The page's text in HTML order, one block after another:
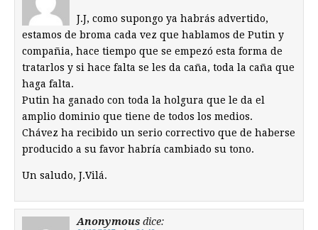
J.J, como supongo ya habrás advertido,
estamos de broma cada vez que hablamos de Putin y
compañia, hace tiempo que se empezó esta forma de
tratarlos y si hace falta se les da caña, toda la caña que
haga falta.
Putin ha ganado con toda la holgura que le da el
amplio dominio que tiene de todos los medios.
Chávez ha recibido un serio correctivo que de haberse
producido a su favor habría cambiado su tono.
Un saludo, J.Vilá.
Anonymous dice: